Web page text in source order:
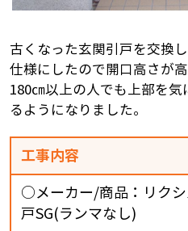
古くなった玄関引戸を交換
仕様にしたので開口高さが
180㎝以上の人でも上部を
るようになりました。
工事内容
○メーカー/商品：リク
戸SG(ランマなし)